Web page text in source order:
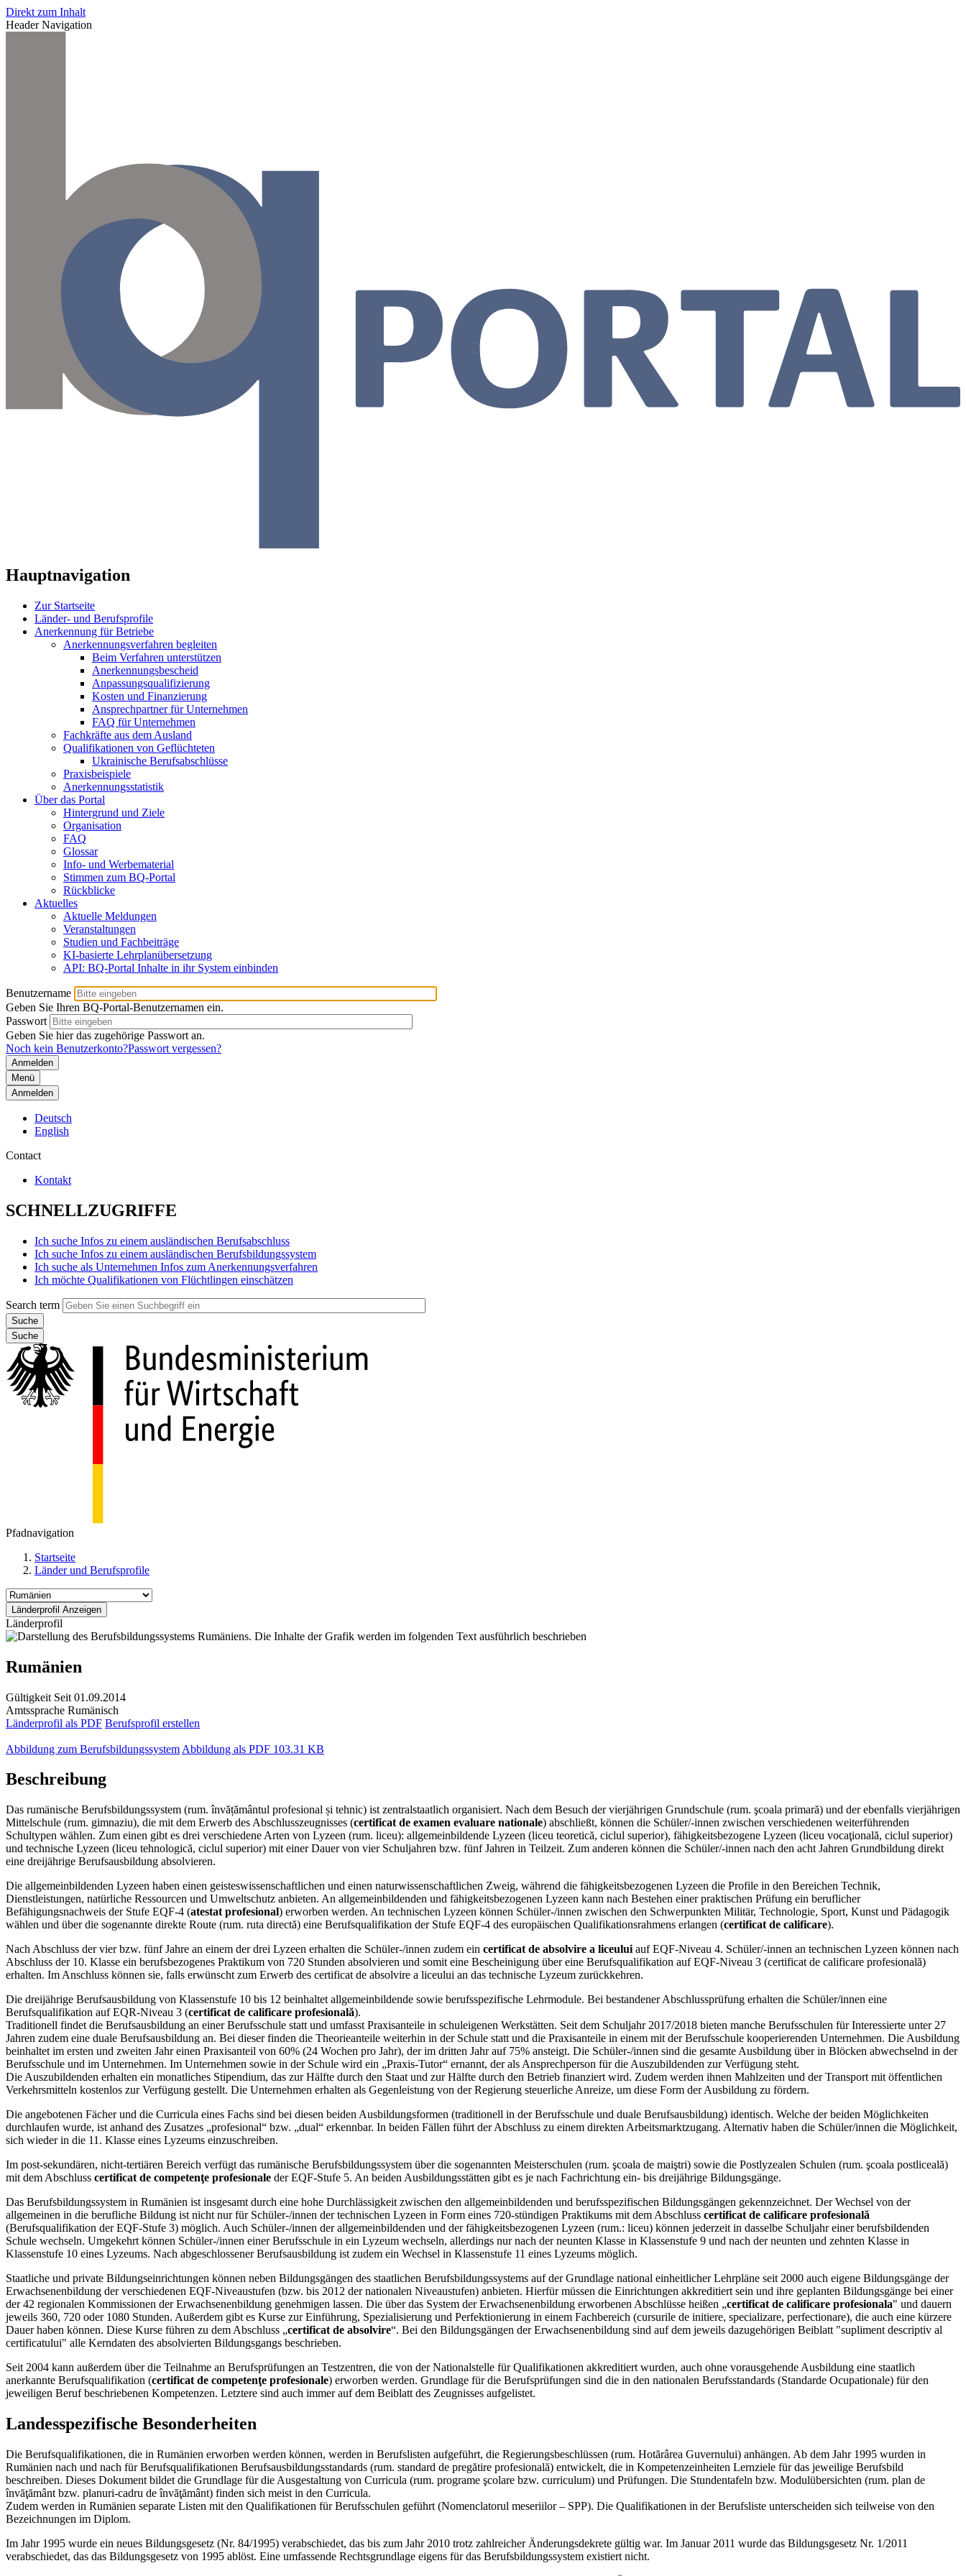
Direkt zum Inhalt
Header Navigation
Hauptnavigation
Zur Startseite
Länder- und Berufsprofile
Anerkennung für Betriebe
Anerkennungsverfahren begleiten
Beim Verfahren unterstützen
Anerkennungsbescheid
Anpassungsqualifizierung
Kosten und Finanzierung
Ansprechpartner für Unternehmen
FAQ für Unternehmen
Fachkräfte aus dem Ausland
Qualifikationen von Geflüchteten
Ukrainische Berufsabschlüsse
Praxisbeispiele
Anerkennungsstatistik
Über das Portal
Hintergrund und Ziele
Organisation
FAQ
Glossar
Info- und Werbematerial
Stimmen zum BQ-Portal
Rückblicke
Aktuelles
Aktuelle Meldungen
Veranstaltungen
Studien und Fachbeiträge
KI-basierte Lehrplanübersetzung
API: BQ-Portal Inhalte in ihr System einbinden
Benutzername
Geben Sie Ihren BQ-Portal-Benutzernamen ein.
Passwort
Geben Sie hier das zugehörige Passwort an.
Noch kein Benutzerkonto?Passwort vergessen?
Menü
Anmelden
Deutsch
English
Contact
Kontakt
SCHNELLZUGRIFFE
Ich suche Infos zu einem ausländischen Berufsabschluss
Ich suche Infos zu einem ausländischen Berufsbildungssystem
Ich suche als Unternehmen Infos zum Anerkennungsverfahren
Ich möchte Qualifikationen von Flüchtlingen einschätzen
Search term
Suche
Pfadnavigation
Startseite
Länder und Berufsprofile
Länderprofil
Rumänien
Gültigkeit Seit 01.09.2014
Amtssprache Rumänisch
Länderprofil als PDF Berufsprofil erstellen
Abbildung zum Berufsbildungssystem Abbildung als PDF 103.31 KB
Beschreibung
Das rumänische Berufsbildungssystem (rum. învățământul profesional și tehnic) ist zentralstaatlich organisiert. Nach dem Besuch der vierjährigen Grundschule (rum. şcoala primară) und der ebenfalls vierjährigen
Mittelschule (rum. gimnaziu), die mit dem Erwerb des Abschlusszeugnisses (certificat de examen evaluare nationale) abschließt, können die Schüler/-innen zwischen verschiedenen weiterführenden
Schultypen wählen. Zum einen gibt es drei verschiedene Arten von Lyzeen (rum. liceu): allgemeinbildende Lyzeen (liceu teoretică, ciclul superior), fähigkeitsbezogene Lyzeen (liceu vocaţională, ciclul superior)
und technische Lyzeen (liceu tehnologică, ciclul superior) mit einer Dauer von vier Schuljahren bzw. fünf Jahren in Teilzeit. Zum anderen können die Schüler/-innen nach den acht Jahren Grundbildung direkt
eine dreijährige Berufsausbildung absolvieren.
Die allgemeinbildenden Lyzeen haben einen geisteswissenschaftlichen und einen naturwissenschaftlichen Zweig, während die fähigkeitsbezogenen Lyzeen die Profile in den Bereichen Technik,
Dienstleistungen, natürliche Ressourcen und Umweltschutz anbieten. An allgemeinbildenden und fähigkeitsbezogenen Lyzeen kann nach Bestehen einer praktischen Prüfung ein beruflicher
Befähigungsnachweis der Stufe EQF-4 (atestat profesional) erworben werden. An technischen Lyzeen können Schüler-/innen zwischen den Schwerpunkten Militär, Technologie, Sport, Kunst und Pädagogik
wählen und über die sogenannte direkte Route (rum. ruta directă) eine Berufsqualifikation der Stufe EQF-4 des europäischen Qualifikationsrahmens erlangen (certificat de calificare).
Nach Abschluss der vier bzw. fünf Jahre an einem der drei Lyzeen erhalten die Schüler-/innen zudem ein certificat de absolvire a liceului auf EQF-Niveau 4. Schüler/-innen an technischen Lyzeen können nach
Abschluss der 10. Klasse ein berufsbezogenes Praktikum von 720 Stunden absolvieren und somit eine Bescheinigung über eine Berufsqualifikation auf EQF-Niveau 3 (certificat de calificare profesională)
erhalten. Im Anschluss können sie, falls erwünscht zum Erwerb des certificat de absolvire a liceului an das technische Lyzeum zurückkehren.
Die dreijährige Berufsausbildung von Klassenstufe 10 bis 12 beinhaltet allgemeinbildende sowie berufsspezifische Lehrmodule. Bei bestandener Abschlussprüfung erhalten die Schüler/innen eine
Berufsqualifikation auf EQR-Niveau 3 (certificat de calificare profesională).
Traditionell findet die Berufsausbildung an einer Berufsschule statt und umfasst Praxisanteile in schuleigenen Werkstätten. Seit dem Schuljahr 2017/2018 bieten manche Berufsschulen für Interessierte unter 27
Jahren zudem eine duale Berufsausbildung an. Bei dieser finden die Theorieanteile weiterhin in der Schule statt und die Praxisanteile in einem mit der Berufsschule kooperierenden Unternehmen. Die Ausbildung
beinhaltet im ersten und zweiten Jahr einen Praxisanteil von 60% (24 Wochen pro Jahr), der im dritten Jahr auf 75% ansteigt. Die Schüler-/innen sind die gesamte Ausbildung über in Blöcken abwechselnd in der
Berufsschule und im Unternehmen. Im Unternehmen sowie in der Schule wird ein „Praxis-Tutor“ ernannt, der als Ansprechperson für die Auszubildenden zur Verfügung steht.
Die Auszubildenden erhalten ein monatliches Stipendium, das zur Hälfte durch den Staat und zur Hälfte durch den Betrieb finanziert wird. Zudem werden ihnen Mahlzeiten und der Transport mit öffentlichen
Verkehrsmitteln kostenlos zur Verfügung gestellt. Die Unternehmen erhalten als Gegenleistung von der Regierung steuerliche Anreize, um diese Form der Ausbildung zu fördern.
Die angebotenen Fächer und die Curricula eines Fachs sind bei diesen beiden Ausbildungsformen (traditionell in der Berufsschule und duale Berufsausbildung) identisch. Welche der beiden Möglichkeiten
durchlaufen wurde, ist anhand des Zusatzes „profesional“ bzw. „dual“ erkennbar. In beiden Fällen führt der Abschluss zu einem direkten Arbeitsmarktzugang. Alternativ haben die Schüler/innen die Möglichkeit,
sich wieder in die 11. Klasse eines Lyzeums einzuschreiben.
Im post-sekundären, nicht-tertiären Bereich verfügt das rumänische Berufsbildungssystem über die sogenannten Meisterschulen (rum. şcoala de maiştri) sowie die Postlyzealen Schulen (rum. şcoala postliceală)
mit dem Abschluss certificat de competenţe profesionale der EQF-Stufe 5. An beiden Ausbildungsstätten gibt es je nach Fachrichtung ein- bis dreijährige Bildungsgänge.
Das Berufsbildungssystem in Rumänien ist insgesamt durch eine hohe Durchlässigkeit zwischen den allgemeinbildenden und berufsspezifischen Bildungsgängen gekennzeichnet. Der Wechsel von der
allgemeinen in die berufliche Bildung ist nicht nur für Schüler-/innen der technischen Lyzeen in Form eines 720-stündigen Praktikums mit dem Abschluss certificat de calificare profesională
(Berufsqualifikation der EQF-Stufe 3) möglich. Auch Schüler-/innen der allgemeinbildenden und der fähigkeitsbezogenen Lyzeen (rum.: liceu) können jederzeit in dasselbe Schuljahr einer berufsbildenden
Schule wechseln. Umgekehrt können Schüler-/innen einer Berufsschule in ein Lyzeum wechseln, allerdings nur nach der neunten Klasse in Klassenstufe 9 und nach der neunten und zehnten Klasse in
Klassenstufe 10 eines Lyzeums. Nach abgeschlossener Berufsausbildung ist zudem ein Wechsel in Klassenstufe 11 eines Lyzeums möglich.
Staatliche und private Bildungseinrichtungen können neben Bildungsgängen des staatlichen Berufsbildungssystems auf der Grundlage national einheitlicher Lehrpläne seit 2000 auch eigene Bildungsgänge der
Erwachsenenbildung der verschiedenen EQF-Niveaustufen (bzw. bis 2012 der nationalen Niveaustufen) anbieten. Hierfür müssen die Einrichtungen akkreditiert sein und ihre geplanten Bildungsgänge bei einer
der 42 regionalen Kommissionen der Erwachsenenbildung genehmigen lassen. Die über das System der Erwachsenenbildung erworbenen Abschlüsse heißen „certificat de calificare profesionala" und dauern
jeweils 360, 720 oder 1080 Stunden. Außerdem gibt es Kurse zur Einführung, Spezialisierung und Perfektionierung in einem Fachbereich (cursurile de initiere, specializare, perfectionare), die auch eine kürzere
Dauer haben können. Diese Kurse führen zu dem Abschluss „certificat de absolvire“. Bei den Bildungsgängen der Erwachsenenbildung sind auf dem jeweils dazugehörigen Beiblatt "supliment descriptiv al
certificatului" alle Kerndaten des absolvierten Bildungsgangs beschrieben.
Seit 2004 kann außerdem über die Teilnahme an Berufsprüfungen an Testzentren, die von der Nationalstelle für Qualifikationen akkreditiert wurden, auch ohne vorausgehende Ausbildung eine staatlich
anerkannte Berufsqualifikation (certificat de competenţe profesionale) erworben werden. Grundlage für die Berufsprüfungen sind die in den nationalen Berufsstandards (Standarde Ocupationale) für den
jeweiligen Beruf beschriebenen Kompetenzen. Letztere sind auch immer auf dem Beiblatt des Zeugnisses aufgelistet.
Landesspezifische Besonderheiten
Die Berufsqualifikationen, die in Rumänien erworben werden können, werden in Berufslisten aufgeführt, die Regierungsbeschlüssen (rum. Hotărârea Guvernului) anhängen. Ab dem Jahr 1995 wurden in
Rumänien nach und nach für Berufsqualifikationen Berufsausbildungsstandards (rum. standard de pregătire profesională) entwickelt, die in Kompetenzeinheiten Lernziele für das jeweilige Berufsbild
beschreiben. Dieses Dokument bildet die Grundlage für die Ausgestaltung von Curricula (rum. programe şcolare bzw. curriculum) und Prüfungen. Die Stundentafeln bzw. Modulübersichten (rum. plan de
învăţământ bzw. planuri-cadru de învăţământ) finden sich meist in den Curricula.
Zudem werden in Rumänien separate Listen mit den Qualifikationen für Berufsschulen geführt (Nomenclatorul meseriilor – SPP). Die Qualifikationen in der Berufsliste unterscheiden sich teilweise von den
Bezeichnungen im Diplom.
Im Jahr 1995 wurde ein neues Bildungsgesetz (Nr. 84/1995) verabschiedet, das bis zum Jahr 2010 trotz zahlreicher Änderungsdekrete gültig war. Im Januar 2011 wurde das Bildungsgesetz Nr. 1/2011
verabschiedet, das das Bildungsgesetz von 1995 ablöst. Eine umfassende Rechtsgrundlage eigens für das Berufsbildungssystem existiert nicht.